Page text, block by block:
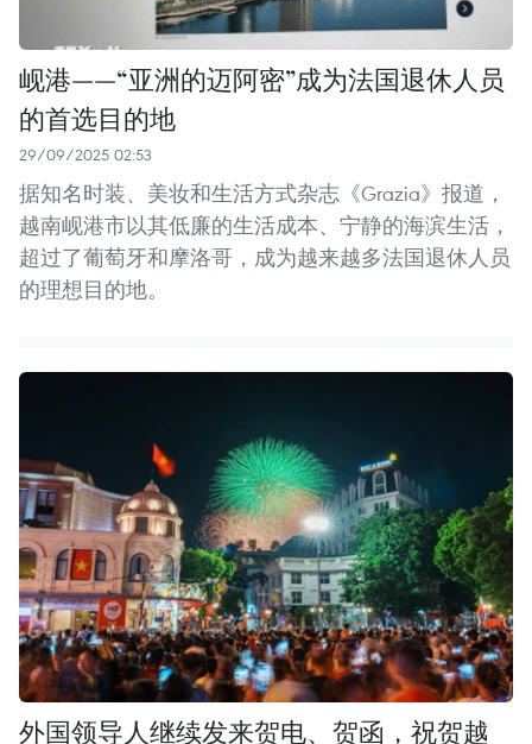
岘港——“亚洲的迈阿密”成为法国退休人员
的首选目的地
29/09/2025 02:53
据知名时装、美妆和生活方式杂志《Grazia》报道，
越南岘港市以其低廉的生活成本、宁静的海滨生活，
超过了葡萄牙和摩洛哥，成为越来越多法国退休人员
的理想目的地。
外国领导人继续发来贺电、贺函，祝贺越